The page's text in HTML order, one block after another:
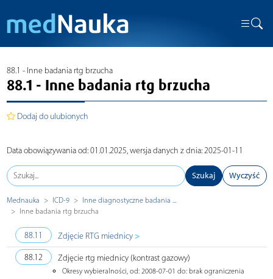
88.1 - Inne badania rtg brzucha
88.1 - Inne badania rtg brzucha
Dodaj do ulubionych
Data obowiązywania od: 01.01.2025, wersja danych z dnia: 2025-01-11
Szukaj Wyczyść
Mednauka ICD-9
Inne diagnostyczne badania ...
Inne badania rtg brzucha
88.11 Zdjęcie RTG miednicy>
88.12 Zdjęcie rtg miednicy (kontrast gazowy)
Okresy wybieralności, od: 2008-07-01 do: brak ograniczenia